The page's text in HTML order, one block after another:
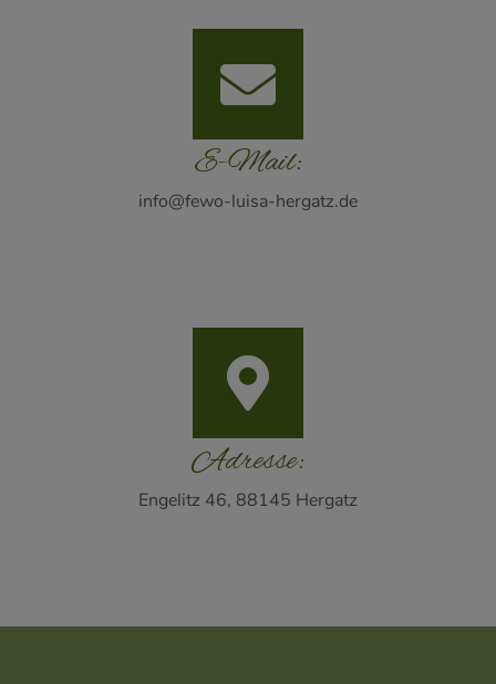
E-Mail:
info@fewo-luisa-hergatz.de
Adresse:
Engelitz 46, 88145 Hergatz